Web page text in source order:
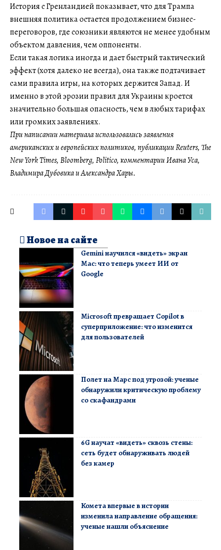
История с Гренландией показывает, что для Трампа
внешняя политика остается продолжением бизнес-
переговоров, где союзники являются не менее удобным
объектом давления, чем оппоненты.
Если такая логика иногда и дает быстрый тактический
эффект (хотя далеко не всегда), она также подтачивает
сами правила игры, на которых держится Запад. И
именно в этой эрозии правил для Украины кроется
значительно большая опасность, чем в любых тарифах
или громких заявлениях.
При написании материала использовались заявления
американских и европейских политиков, публикации Reuters, The
New York Times, Bloomberg, Politico, комментарии Ивана Уса,
Владимира Дубовика и Александра Хары.
Новое на сайте
Gemini научился «видеть» экран
Mac: что теперь умеет ИИ от
Google
Microsoft превращает Copilot в
суперприложение: что изменится
для пользователей
Полет на Марс под угрозой: ученые
обнаружили критическую проблему
со скафандрами
6G научат «видеть» сквозь стены:
сеть будет обнаруживать людей
без камер
Комета впервые в истории
изменила направление обращения:
ученые нашли объяснение